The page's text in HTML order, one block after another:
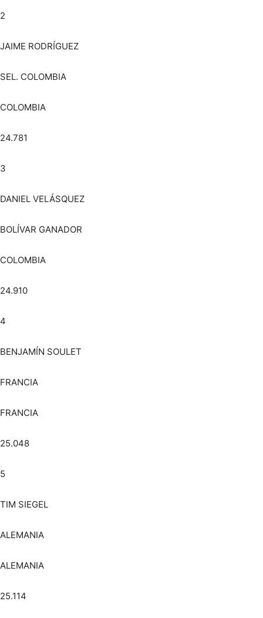
2
JAIME RODRÍGUEZ
SEL. COLOMBIA
COLOMBIA
24.781
3
DANIEL VELÁSQUEZ
BOLÍVAR GANADOR
COLOMBIA
24.910
4
BENJAMÍN SOULET
FRANCIA
FRANCIA
25.048
5
TIM SIEGEL
ALEMANIA
ALEMANIA
25.114